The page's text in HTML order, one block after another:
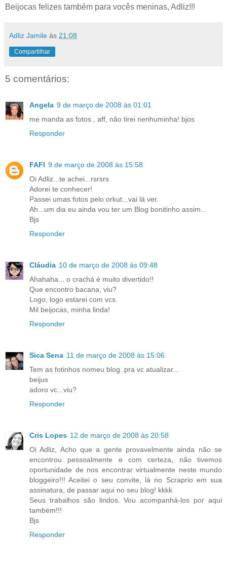
Beijocas felizes também para vocês meninas, Adliz!!!
Adliz Jamile às 21:08
Compartilhar
5 comentários:
Angela 9 de março de 2008 às 01:01
me manda as fotos , aff, não tirei nenhuminha! bjos
Responder
FAFI 9 de março de 2008 às 15:58
Oi Adliz...te achei...rsrsrs
Adorei te conhecer!
Passei umas fotos pelo orkut...vai lá ver.
Ah...um dia eu ainda vou ter um Blog bonitinho assim...
Bjs
Responder
Cláudia 10 de março de 2008 às 09:48
Ahahaha... o crachá é muito divertido!!
Que encontro bacana, viu?
Logo, logo estarei com vcs.
Mil beijocas, minha linda!
Responder
Sica Sena 11 de março de 2008 às 15:06
Tem as fotinhos nomeu blog..pra vc atualizar...
beijus
adoro vc...viu?
Responder
Cris Lopes 12 de março de 2008 às 20:58
Oi Adliz, Acho que a gente provavelmente ainda não se
encontrou pessoalmente e com certeza, não tivemos
oportunidade de nos encontrar virtualmente neste mundo
bloggeiro!!! Aceitei o seu convite, lá no Scraprio em sua
assinatura, de passar aqui no seu blog! kkkk
Seus trabalhos são lindos. Vou acompanhá-los por aqui
também!!!
Bjs
Responder